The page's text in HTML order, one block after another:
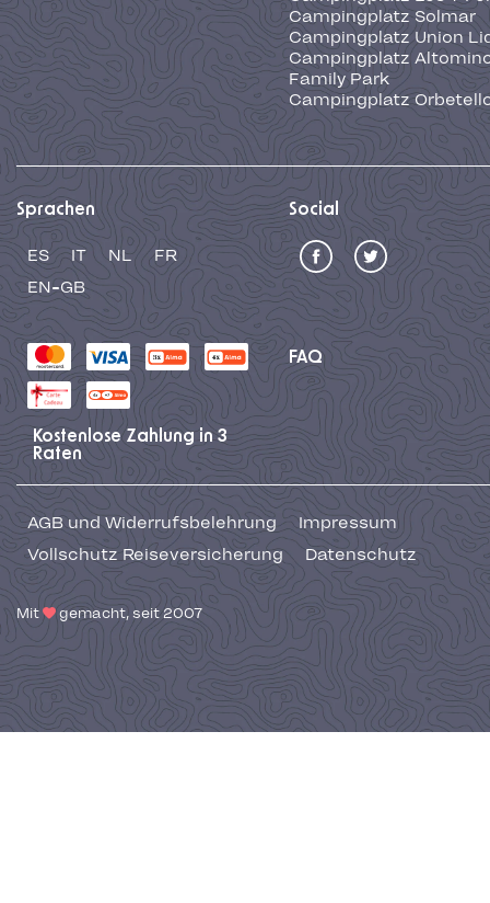
Campingplatz Solmar
Campingplatz Union
Campingplatz
Family Park
Campingplatz
Sprachen
ES IT NL
FR
EN-GB
Social
FAQ
Kostenlose Zahlung in 3
Raten
AGB und Widerrufsbelehrung
Impressum
Vollschutz Reiseversicherung
Datenschutz
Mit gemacht, seit 2007